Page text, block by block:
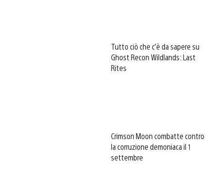
Tutto ciò che c’è da sapere su
Ghost Recon Wildlands: Last
Rites
Crimson Moon combatte contro
la corruzione demoniaca il 1
settembre